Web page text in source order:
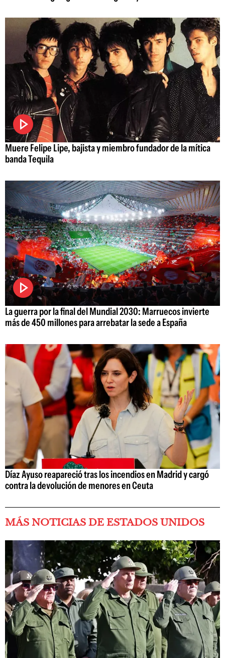
Muere Felipe Lipe, bajista y miembro fundador de la mítica
banda Tequila
La guerra por la final del Mundial 2030: Marruecos invierte
más de 450 millones para arrebatar la sede a España
Díaz Ayuso reapareció tras los incendios en Madrid y cargó
contra la devolución de menores en Ceuta
MÁS NOTICIAS DE ESTADOS UNIDOS